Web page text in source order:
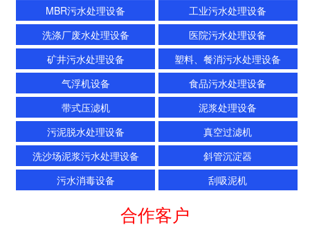
MBR污水处理设备
工业污水处理设备
洗涤厂废水处理设备
医院污水处理设备
矿井污水处理设备
塑料、餐消污水处理设备
气浮机设备
食品污水处理设备
带式压滤机
泥浆处理设备
污泥脱水处理设备
真空过滤机
洗沙场泥浆污水处理设备
斜管沉淀器
污水消毒设备
刮吸泥机
合作客户